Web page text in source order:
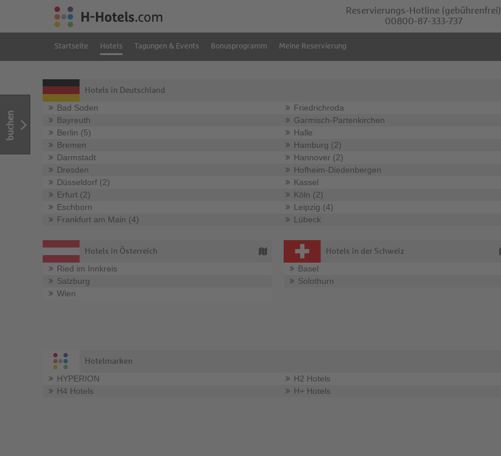
Reservierungs-Hotline (gebührenfrei)
00800-87-333-737
Startseite Hotels Tagungen & Events Bonusprogramm Meine Reservierung
buchen
Hotels in Deutschland
Bad Soden
Bayreuth
Berlin (5)
Bremen
Darmstadt
Dresden
Düsseldorf (2)
Erfurt (2)
Eschborn
Frankfurt am Main (4)
Friedrichroda
Garmisch-Partenkirchen
Halle
Hamburg (2)
Hannover (2)
Hofheim-Diedenbergen
Kassel
Köln (2)
Leipzig (4)
Lübeck
Hotels in Österreich
Ried im Innkreis
Salzburg
Wien
Hotels in der Schweiz
Basel
Solothurn
Hotelmarken
HYPERION
H4 Hotels
H2 Hotels
H+ Hotels